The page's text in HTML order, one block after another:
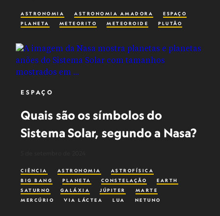
ASTRONOMIA ASTRONOMIA AMADORA
ESPAÇO
PLANETA
METEORITO METEOROIDE PLUTÃO
ESPAÇO
Quais são os símbolos do
Sistema Solar, segundo a Nasa?
CIÊNCIA ASTRONOMIA
ASTROFÍSICA
BIG BANG
PLANETA CONSTELAÇÃO
EARTH
SATURNO
GALÁXIA JÚPITER
MARTE
MERCÚRIO
VIA LÁCTEA LUA
NETUNO